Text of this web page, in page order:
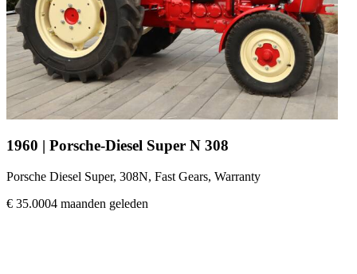
1960 | Porsche-Diesel Super N 308
Porsche Diesel Super, 308N, Fast Gears, Warranty
€ 35.0004 maanden geleden